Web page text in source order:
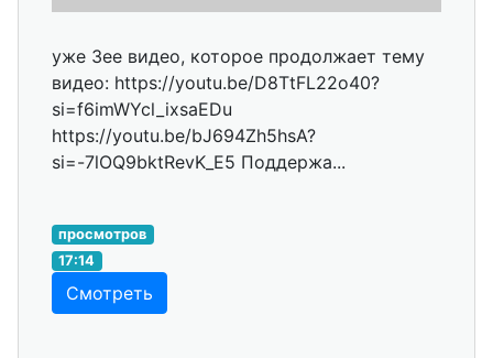
уже 3ее видео, которое продолжает тему
видео: https://youtu.be/D8TtFL22o40?
si=f6imWYcl_ixsaEDu
https://youtu.be/bJ694Zh5hsA?
si=-7lOQ9bktRevK_E5 Поддержа...
просмотров
17:14
Смотреть